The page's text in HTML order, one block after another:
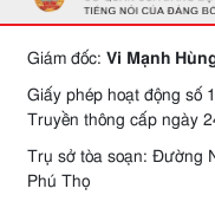
Giám đốc: Vi Mạnh
Giấy phép hoạt động số
Truyền thông cấp ngày
Trụ sở tòa soạn: Đường
Phú Thọ